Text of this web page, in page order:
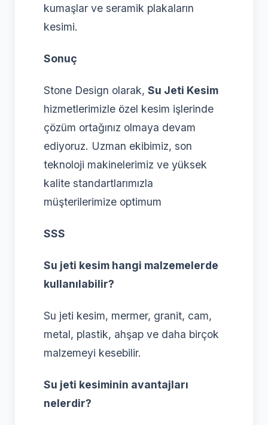
kumaşlar ve seramik plakaların
kesimi.
Sonuç
Stone Design olarak, Su Jeti Kesim
hizmetlerimizle özel kesim işlerinde
çözüm ortağınız olmaya devam
ediyoruz. Uzman ekibimiz, son
teknoloji makinelerimiz ve yüksek
kalite standartlarımızla
müşterilerimize optimum
SSS
Su jeti kesim hangi malzemelerde
kullanılabilir?
Su jeti kesim, mermer, granit, cam,
metal, plastik, ahşap ve daha birçok
malzemeyi kesebilir.
Su jeti kesiminin avantajları
nelerdir?